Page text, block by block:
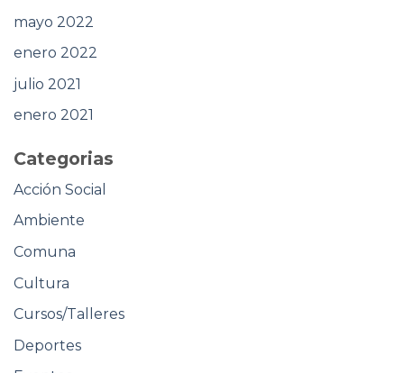
mayo 2022
enero 2022
julio 2021
enero 2021
Categorias
Acción Social
Ambiente
Comuna
Cultura
Cursos/Talleres
Deportes